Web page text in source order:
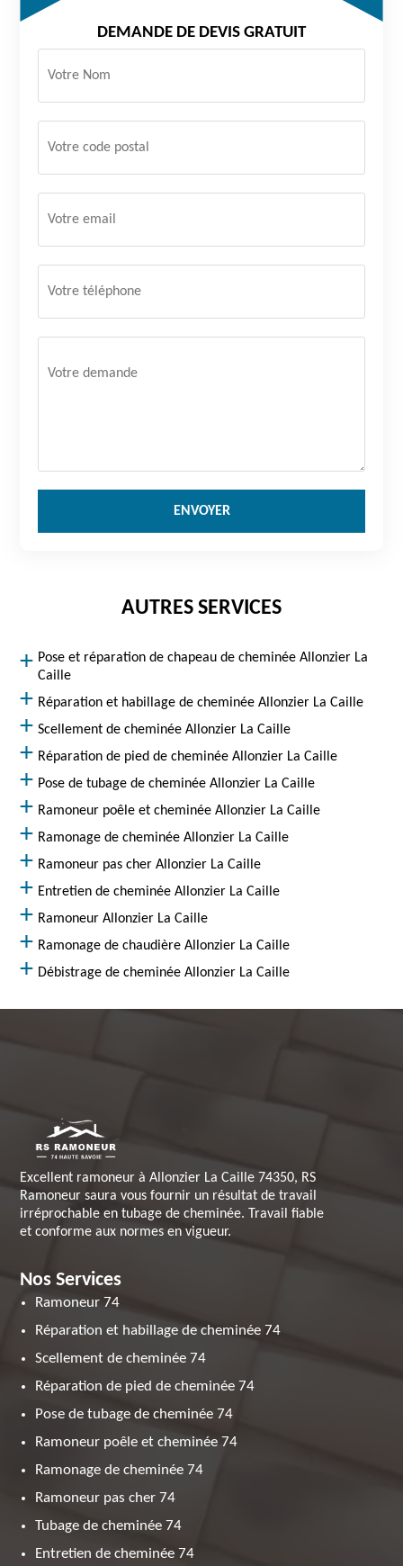
DEMANDE DE DEVIS GRATUIT
AUTRES SERVICES
Pose et réparation de chapeau de cheminée Allonzier La
Caille
Réparation et habillage de cheminée Allonzier La Caille
Scellement de cheminée Allonzier La Caille
Réparation de pied de cheminée Allonzier La Caille
Pose de tubage de cheminée Allonzier La Caille
Ramoneur poêle et cheminée Allonzier La Caille
Ramonage de cheminée Allonzier La Caille
Ramoneur pas cher Allonzier La Caille
Entretien de cheminée Allonzier La Caille
Ramoneur Allonzier La Caille
Ramonage de chaudière Allonzier La Caille
Débistrage de cheminée Allonzier La Caille
Excellent ramoneur à Allonzier La Caille 74350, RS
Ramoneur saura vous fournir un résultat de travail
irréprochable en tubage de cheminée. Travail fiable
et conforme aux normes en vigueur.
Nos Services
Ramoneur 74
Réparation et habillage de cheminée 74
Scellement de cheminée 74
Réparation de pied de cheminée 74
Pose de tubage de cheminée 74
Ramoneur poêle et cheminée 74
Ramonage de cheminée 74
Ramoneur pas cher 74
Tubage de cheminée 74
Entretien de cheminée 74